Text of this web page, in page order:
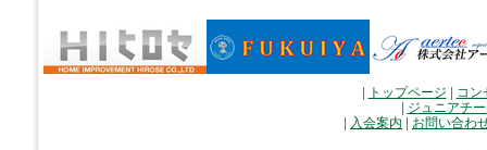
トップページ
コン
ジュニアチ
入会案内 お問い合わ